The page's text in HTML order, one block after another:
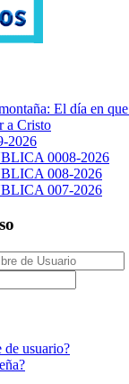
El día en
a Cristo
2026
0008-2026
008-2026
007-2026
de usuario?